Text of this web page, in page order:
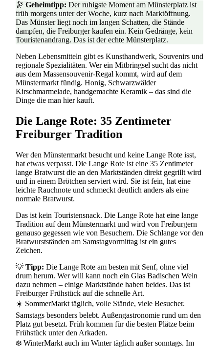
🔭 Geheimtipp: Der ruhigste Moment am Münsterplatz ist
früh morgens unter der Woche, kurz nach Marktöffnung.
Das Münster liegt noch im langen Schatten, die Stände
dampfen, die Freiburger kaufen ein. Kein Gedränge, kein
Touristenandrang. Das ist der echte Münsterplatz.
Neben Lebensmitteln gibt es Kunsthandwerk, Souvenirs und
regionale Spezialitäten. Wer ein Mitbringsel sucht das nicht
aus dem Massensouvenir-Regal kommt, wird auf dem
Münstermarkt fündig. Honig, Schwarzwälder
Kirschmarmelade, handgemachte Keramik – das sind die
Dinge die man hier kauft.
Die Lange Rote: 35 Zentimeter
Freiburger Tradition
Wer den Münstermarkt besucht und keine Lange Rote isst,
hat etwas verpasst. Die Lange Rote ist eine 35 Zentimeter
lange Bratwurst die an den Marktständen direkt gegrillt wird
und in einem Brötchen serviert wird. Sie ist fein, hat eine
leichte Rauchnote und schmeckt deutlich anders als eine
normale Bratwurst.
Das ist kein Touristensnack. Die Lange Rote hat eine lange
Tradition auf dem Münstermarkt und wird von Freiburgern
genauso gegessen wie von Besuchern. Die Schlange vor den
Bratwurstständen am Samstagvormittag ist ein gutes
Zeichen.
💡 Tipp: Die Lange Rote am besten mit Senf, ohne viel
drum herum. Wer will kann noch ein Glas Badischen Wein
dazu nehmen – einige Marktstände haben beides. Das ist
Freiburger Frühstück auf die schnelle Art.
☀️ SommerMarkt täglich, volle Stände, viele Besucher.
Samstags besonders belebt. Außengastronomie rund um den
Platz gut besetzt. Früh kommen für die besten Plätze beim
Frühstück unter den Arkaden.
❄️ WinterMarkt auch im Winter täglich außer sonntags. Im